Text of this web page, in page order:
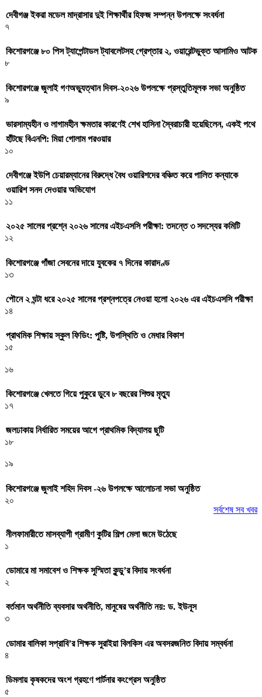
দেবীগঞ্জ ইকরা মডেল মাদ্রাসার দুই শিক্ষার্থীর হিফজ সম্পন্ন উপলক্ষে সংবর্ধনা
৭
কিশোরগঞ্জে ৮০ পিস ট্যাপেন্টাডল ট্যাবলেটসহ গ্রেপ্তার ২, ওয়ারেন্টভুক্ত আসামিও আটক
৮
কিশোরগঞ্জে জুলাই গণঅভ্যুত্থান দিবস-২০২৬ উপলক্ষে প্রস্তুতিমূলক সভা অনুষ্ঠিত
৯
ভারসাম্যহীন ও লাগামহীন ক্ষমতার কারণেই শেখ হাসিনা স্বৈরাচারী হয়েছিলেন, একই পথে
হাঁটছে বিএনপি: মিয়া গোলাম পরওয়ার
১০
দেবীগঞ্জে ইউপি চেয়ারম্যানের বিরুদ্ধে বৈধ ওয়ারিশদের বঞ্চিত করে পালিত কন্যাকে
ওয়ারিশ সনদ দেওয়ার অভিযোগ
১১
২০২৫ সালের প্রশ্নে ২০২৬ সালের এইচএসসি পরীক্ষা: তদন্তে ৩ সদস্যের কমিটি
১২
কিশোরগঞ্জে গাঁজা সেবনের দায়ে যুবকের ৭ দিনের কারাদণ্ড
১৩
পৌনে ২ ঘন্টা ধরে ২০২৫ সালের প্রশ্নপত্রে নেওয়া হলো ২০২৬ এর এইচএসসি পরীক্ষা
১৪
প্রাথমিক শিক্ষায় স্কুল ফিডিং: পুষ্টি, উপস্থিতি ও মেধার বিকাশ
১৫
১৬
কিশোরগঞ্জে খেলতে গিয়ে পুকুরে ডুবে ৮ বছরের শিশুর মৃত্যু
১৭
জলঢাকায় নির্ধারিত সময়ের আগে প্রাথমিক বিদ্যালয় ছুটি
১৮
১৯
কিশোরগঞ্জে জুলাই শহিদ দিবস -২৬ উপলক্ষে আলোচনা সভা অনুষ্ঠিত
২০
সর্বশেষ সব খবর
নীলফামারীতে মাসব্যাপী গ্রামীণ কুটির শিল্প মেলা জমে উঠেছে
১
ডোমারে মা সমাবেশ ও শিক্ষক সুস্মিতা কুন্ডু’র বিদায় সংবর্ধনা
২
বর্তমান অর্থনীতি ব্যবসার অর্থনীতি, মানুষের অর্থনীতি নয়: ড. ইউনূস
৩
ডোমার বালিকা সপ্রাবি’র শিক্ষক সুরাইয়া বিলকিস এর অবসরজনিত বিদায় সম্বর্ধনা
৪
ডিমলায় কৃষকদের অংশ গ্রহণে পার্টনার কংগ্রেস অনুষ্ঠিত
৫